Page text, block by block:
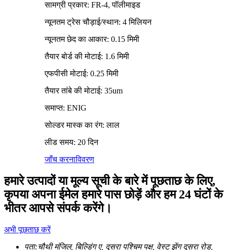
सामग्री प्रकार: FR-4, पॉलीमाइड
न्यूनतम ट्रेस चौड़ाई/स्थान: 4 मिलियन
न्यूनतम छेद का आकार: 0.15 मिमी
तैयार बोर्ड की मोटाई: 1.6 मिमी
एफपीसी मोटाई: 0.25 मिमी
तैयार तांबे की मोटाई: 35um
समाप्त: ENIG
सोल्डर मास्क का रंग: लाल
लीड समय: 20 दिन
जाँच करनाविवरण
हमारे उत्पादों या मूल्य सूची के बारे में पूछताछ के लिए,
कृपया अपना ईमेल हमारे पास छोड़ें और हम 24 घंटों के
भीतर आपसे संपर्क करेंगे।
अभी पूछताछ करें
पता:चौथी मंजिल, बिल्डिंग ए, दूसरा पश्चिम पक्ष, वेस्ट झेंग दूसरा रोड,